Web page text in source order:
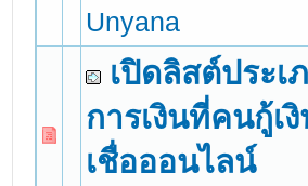
Unyana
เปิดลิสต์ประ
การเงินที่คนกู้เ
เชื่อออนไลน์
0 Vote(s) - 0 out of 5 in Average